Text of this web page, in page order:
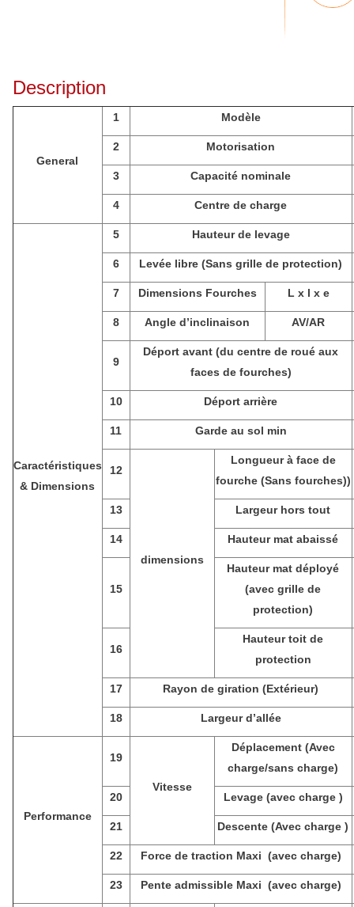
Description
General
1 Modèle
2 Motorisation
3 Capacité nominale
4 Centre de charge
Caractéristiques
& Dimensions
5 Hauteur de levage
6 Levée libre (Sans grille de protection)
7 Dimensions Fourches L x l x e
8 Angle d’inclinaison AV/AR
9
Déport avant (du centre de roué aux
faces de fourches)
10 Déport arrière
11 Garde au sol min
12
dimensions
Longueur à face de
fourche (Sans fourches))
13 Largeur hors tout
14 Hauteur mat abaissé
15
Hauteur mat déployé
(avec grille de
protection)
16
Hauteur toit de
protection
17 Rayon de giration (Extérieur)
18 Largeur d’allée
Performance
19
Vitesse
Déplacement (Avec
charge/sans charge)
20 Levage (avec charge )
21 Descente (Avec charge )
22 Force de traction Maxi (avec charge)
23 Pente admissible Maxi (avec charge)